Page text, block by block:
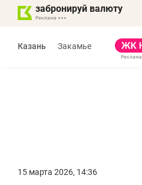
забронируй валюту
Казань Закамье
15 марта 2026, 14:36